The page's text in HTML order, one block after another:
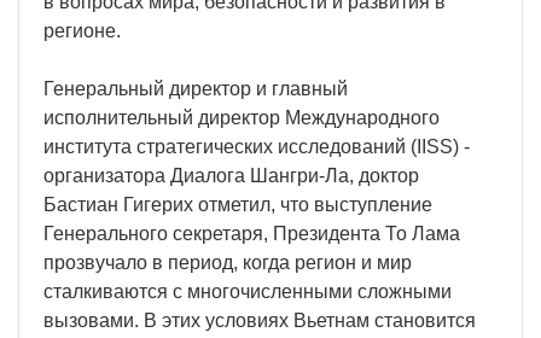
регионе.
Генеральный директор и главный
исполнительный директор Международного
института стратегических исследований (IISS) -
организатора Диалога Шангри-Ла, доктор
Бастиан Гигерих отметил, что выступление
Генерального секретаря, Президента То Лама
прозвучало в период, когда регион и мир
сталкиваются с многочисленными сложными
вызовами. В этих условиях Вьетнам становится